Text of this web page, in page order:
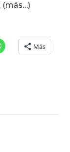
(más…)
Más